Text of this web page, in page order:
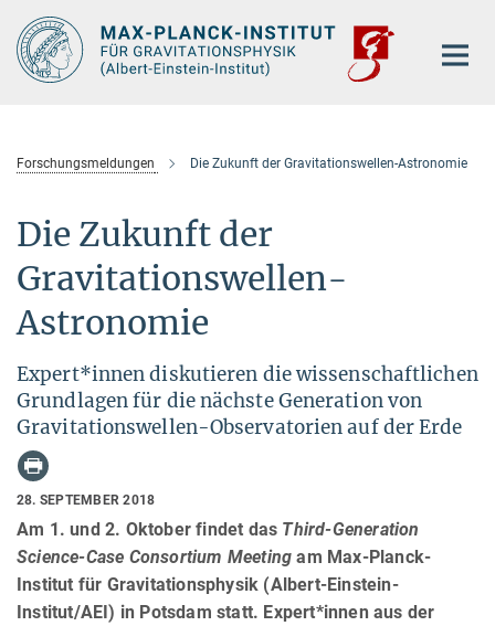
Hauptinhalt
Forschungsmeldungen Die Zukunft der Gravitationswellen-Astronomie
Die Zukunft der
Gravitationswellen-
Astronomie
Expert*innen diskutieren die wissenschaftlichen
Grundlagen für die nächste Generation von
Gravitationswellen-Observatorien auf der Erde
28. SEPTEMBER 2018
Am 1. und 2. Oktober findet das Third-Generation
Science-Case Consortium Meeting am Max-Planck-
Institut für Gravitationsphysik (Albert-Einstein-
Institut/AEI) in Potsdam statt. Expert*innen aus der